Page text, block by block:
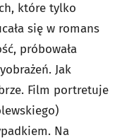
które tylko
się w romans
próbowała
Jak
Film portretuje
Na